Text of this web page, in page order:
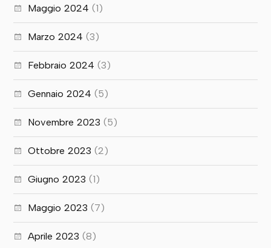
Maggio 2024 (1)
Marzo 2024 (3)
Febbraio 2024 (3)
Gennaio 2024 (5)
Novembre 2023 (5)
Ottobre 2023 (2)
Giugno 2023 (1)
Maggio 2023 (7)
Aprile 2023 (8)